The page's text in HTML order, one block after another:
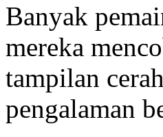
Banyak
mereka
tampilan
pengalaman